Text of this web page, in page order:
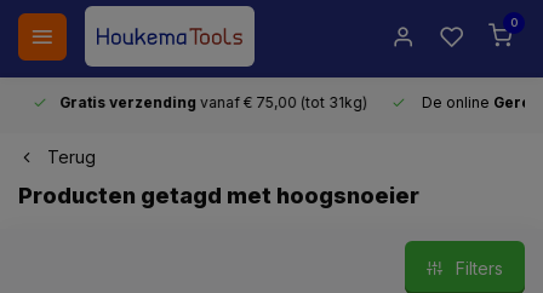
0
Gratis verzendingvanaf € 75,00 (tot 31kg) De online
Terug
Producten getagd met hoogsnoeier
Filters